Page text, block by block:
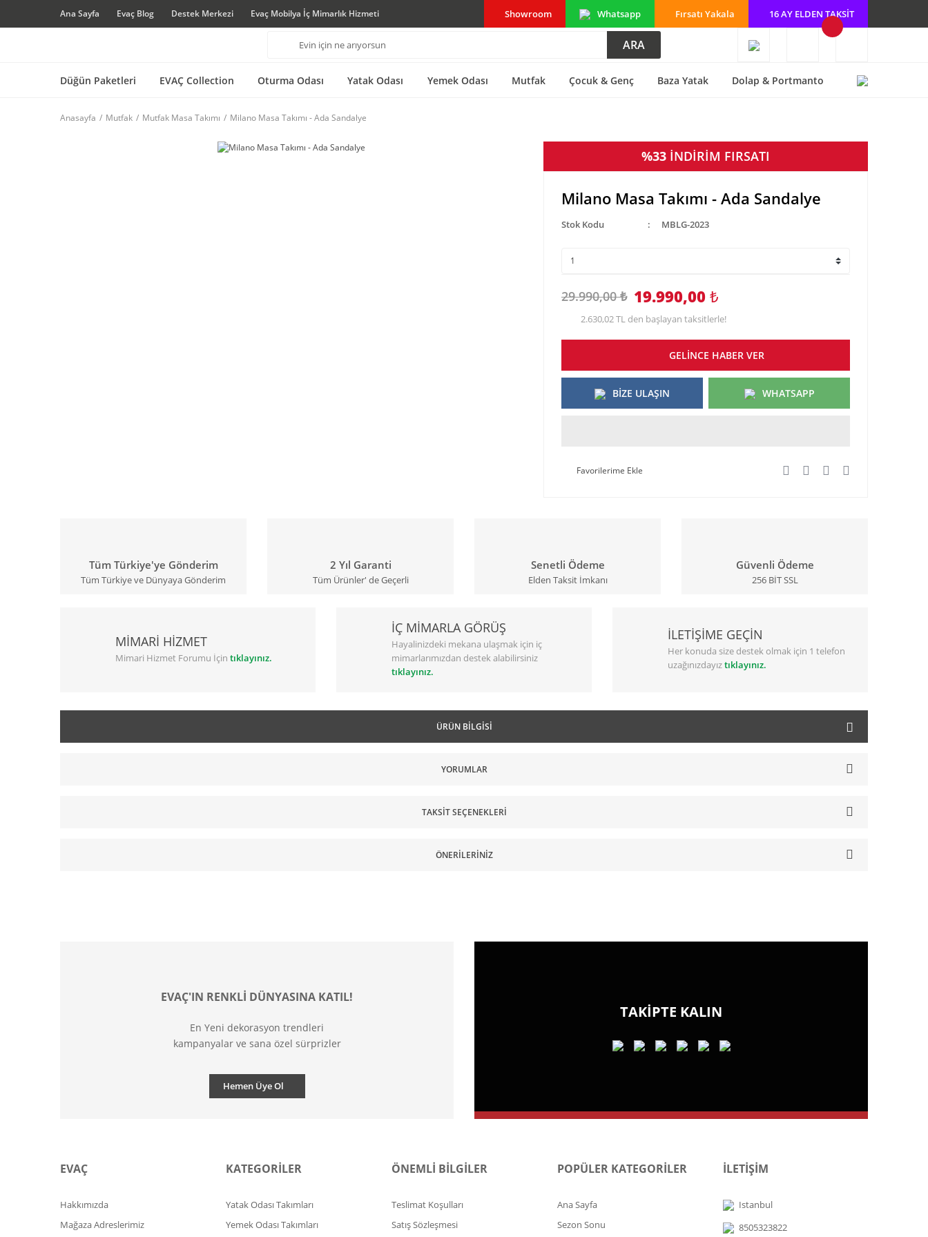
Ana Sayfa Evaç Blog Destek Merkezi Evaç Mobilya İç Mimarlık Hizmeti Showroom Whatsapp Fırsatı Yakala 16 AY ELDEN TAKSİT
ARA
Düğün Paketleri EVAÇ Collection Oturma Odası Yatak Odası Yemek Odası Mutfak Çocuk & Genç Baza Yatak Dolap & Portmanto
Anasayfa Mutfak Mutfak Masa Takımı Milano Masa Takımı - Ada Sandalye
%33 İNDİRİM FIRSATI
Milano Masa Takımı - Ada Sandalye
Stok Kodu MBLG-2023
29.990,00 ₺ 19.990,00 ₺
2.630,02 TL den başlayan taksitlerle!
GELİNCE HABER VER
BİZE ULAŞIN WHATSAPP
Tüm Türkiye'ye Gönderim
Tüm Türkiye ve Dünyaya Gönderim
2 Yıl Garanti
Tüm Ürünler' de Geçerli
Senetli Ödeme
Elden Taksit İmkanı
Güvenli Ödeme
256 BİT SSL
MİMARİ HİZMET
Mimari Hizmet Forumu İçin tıklayınız.
İÇ MİMARLA GÖRÜŞ
Hayalinizdeki mekana ulaşmak için iç
mimarlarımızdan destek alabilirsiniz
tıklayınız.
İLETİŞİME GEÇİN
Her konuda size destek olmak için 1 telefon
uzağınızdayıztıklayınız.
ÜRÜN BILGISI
YORUMLAR
TAKSIT SEÇENEKLERI
ÖNERILERINIZ
EVAÇ'IN RENKLİ DÜNYASINA KATIL!
En Yeni dekorasyon trendleri
kampanyalar ve sana özel sürprizler
Hemen Üye Ol
TAKİPTE KALIN
EVAÇ
Hakkımızda
Mağaza Adreslerimiz
KATEGORİLER
Yatak Odası Takımları
Yemek Odası Takımları
ÖNEMLİ BİLGİLER
Teslimat Koşulları
Satış Sözleşmesi
POPÜLER KATEGORİLER
Ana Sayfa
Sezon Sonu
İLETİŞİM
Istanbul
8505323822